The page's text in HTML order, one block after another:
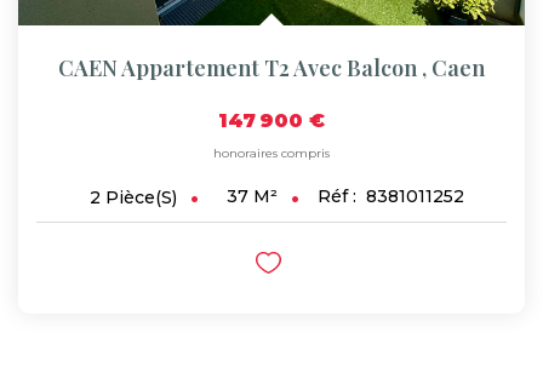
CAEN Appartement T2 Avec Balcon , Caen
147 900 €
honoraires compris
2 Pièce(s) 37 M² Réf : 8381011252